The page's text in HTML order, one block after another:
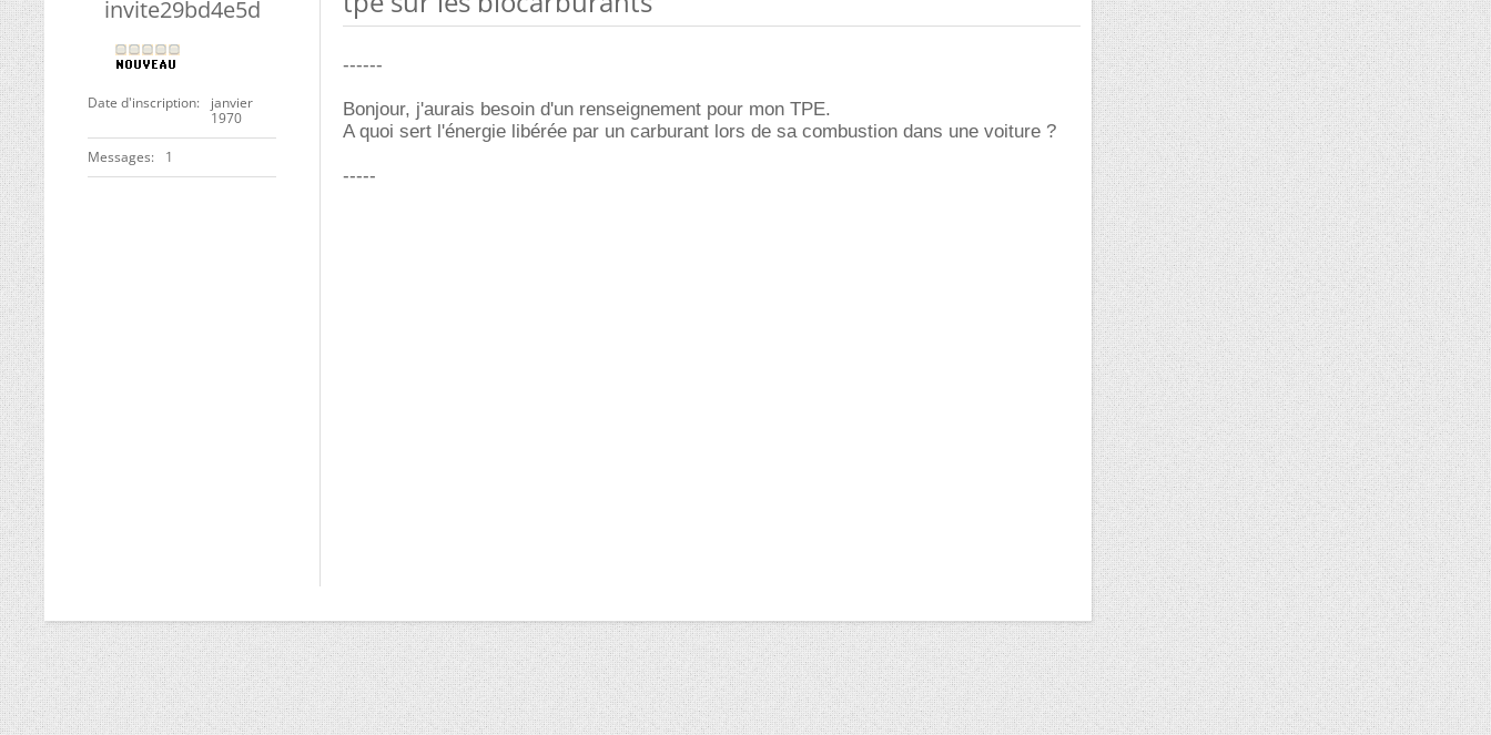
invite29bd4e5d
Date d'inscription
janvier
1970
Messages 1
------
Bonjour, j'aurais besoin d'un renseignement pour mon TPE.
A quoi sert l'énergie libérée par un carburant lors de sa combustion dans une voiture ?
-----